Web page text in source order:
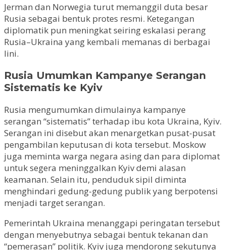
Jerman dan Norwegia turut memanggil duta besar
Rusia sebagai bentuk protes resmi. Ketegangan
diplomatik pun meningkat seiring eskalasi perang
Rusia–Ukraina yang kembali memanas di berbagai
lini.
Rusia Umumkan Kampanye Serangan
Sistematis ke Kyiv
Rusia mengumumkan dimulainya kampanye
serangan “sistematis” terhadap ibu kota Ukraina, Kyiv.
Serangan ini disebut akan menargetkan pusat-pusat
pengambilan keputusan di kota tersebut. Moskow
juga meminta warga negara asing dan para diplomat
untuk segera meninggalkan Kyiv demi alasan
keamanan. Selain itu, penduduk sipil diminta
menghindari gedung-gedung publik yang berpotensi
menjadi target serangan.
Pemerintah Ukraina menanggapi peringatan tersebut
dengan menyebutnya sebagai bentuk tekanan dan
“pemerasan” politik. Kyiv juga mendorong sekutunya